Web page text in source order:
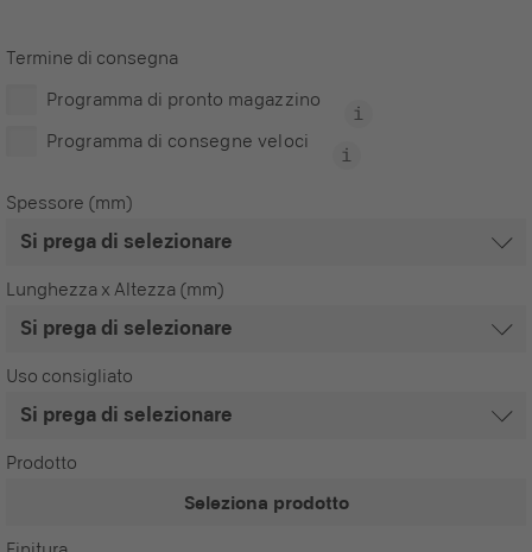
Termine di consegna
Programma di pronto magazzino
Programma di consegne veloci
Spessore (mm)
Lunghezza x Altezza (mm)
Uso consigliato
Prodotto
Seleziona prodotto